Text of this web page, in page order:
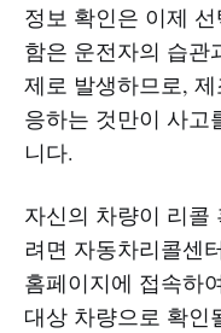
정보 확인은 이제
함은 운전자의 습관
제로 발생하므로,
응하는 것만이 사고
니다.
자신의 차량이 리콜
려면 자동차리콜센
홈페이지에 접속하
대상 차량으로 확인